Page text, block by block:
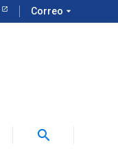
Correo arrow_drop_down
search